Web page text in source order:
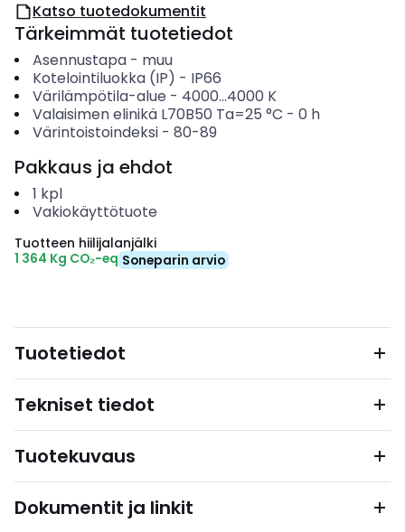
Katso tuotedokumentit
Tärkeimmät tuotetiedot
Asennustapa- muu
Kotelointiluokka (IP) - IP66
Värilämpötila-alue - 4000...4000 K
Valaisimen elinikä L70B50 Ta=25 °C - 0 h
Värintoistoindeksi- 80-89
Pakkaus ja ehdot
1 kpl
Vakiokäyttötuote
Tuotteen hiilijalanjälki
1 364 Kg CO₂-eq Soneparin arvio
Tuotetiedot
Tekniset tiedot
Tuotekuvaus
Dokumentit ja linkit